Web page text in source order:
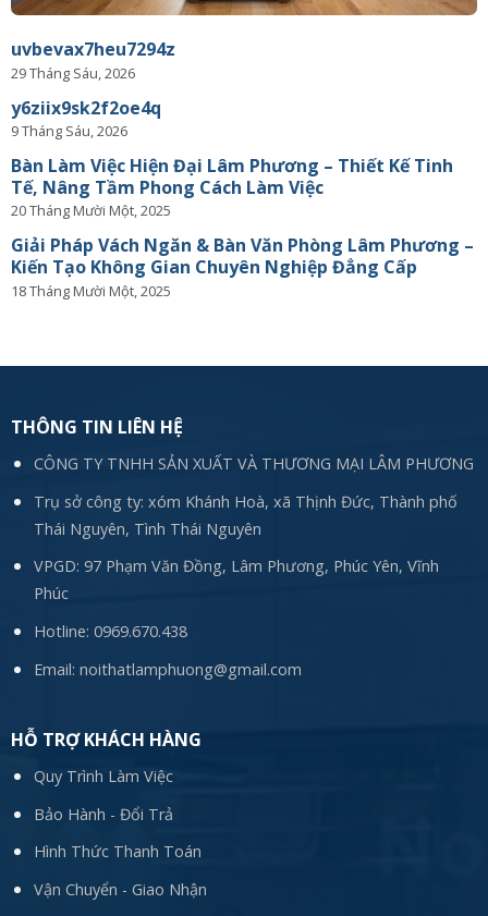
uvbevax7heu7294z
29 Tháng Sáu, 2026
y6ziix9sk2f2oe4q
9 Tháng Sáu, 2026
Bàn Làm Việc Hiện Đại Lâm Phương – Thiết Kế Tinh
Tế, Nâng Tầm Phong Cách Làm Việc
20 Tháng Mười Một, 2025
Giải Pháp Vách Ngăn & Bàn Văn Phòng Lâm Phương –
Kiến Tạo Không Gian Chuyên Nghiệp Đẳng Cấp
18 Tháng Mười Một, 2025
THÔNG TIN LIÊN HỆ
CÔNG TY TNHH SẢN XUẤT VÀ THƯƠNG MẠI LÂM PHƯƠNG
Trụ sở công ty: xóm Khánh Hoà, xã Thịnh Đức, Thành phố
Thái Nguyên, Tình Thái Nguyên
VPGD: 97 Phạm Văn Đồng, Lâm Phương, Phúc Yên, Vĩnh
Phúc
Hotline: 0969.670.438
Email: noithatlamphuong@gmail.com
HỖ TRỢ KHÁCH HÀNG
Quy Trình Làm Việc
Bảo Hành - Đổi Trả
Hình Thức Thanh Toán
Vận Chuyển - Giao Nhận